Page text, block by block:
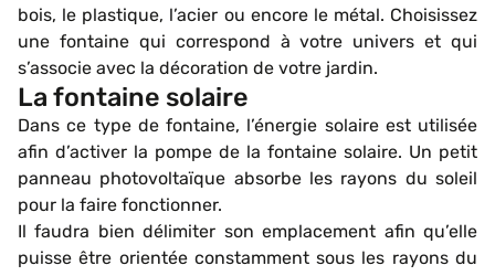
bois, le plastique, l’acier ou encore le métal. Choisissez
une fontaine qui correspond à votre univers et qui
s’associe avec la décoration de votre jardin.
La fontaine solaire
Dans ce type de fontaine, l’énergie solaire est utilisée
afin d’activer la pompe de la fontaine solaire. Un petit
panneau photovoltaïque absorbe les rayons du soleil
pour la faire fonctionner.
Il faudra bien délimiter son emplacement afin qu’elle
puisse être orientée constamment sous les rayons du